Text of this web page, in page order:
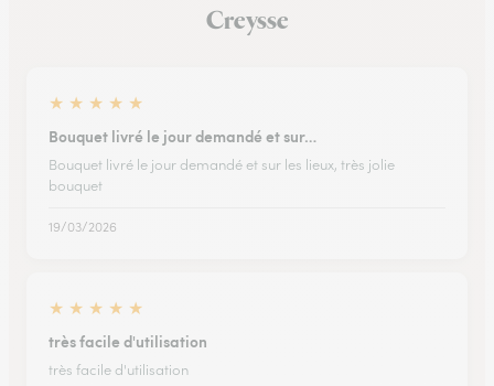
Creysse
★ ★ ★ ★ ★
Bouquet livré le jour demandé et sur…
Bouquet livré le jour demandé et sur les lieux, très jolie
bouquet
19/03/2026
★ ★ ★ ★ ★
très facile d'utilisation
très facile d'utilisation